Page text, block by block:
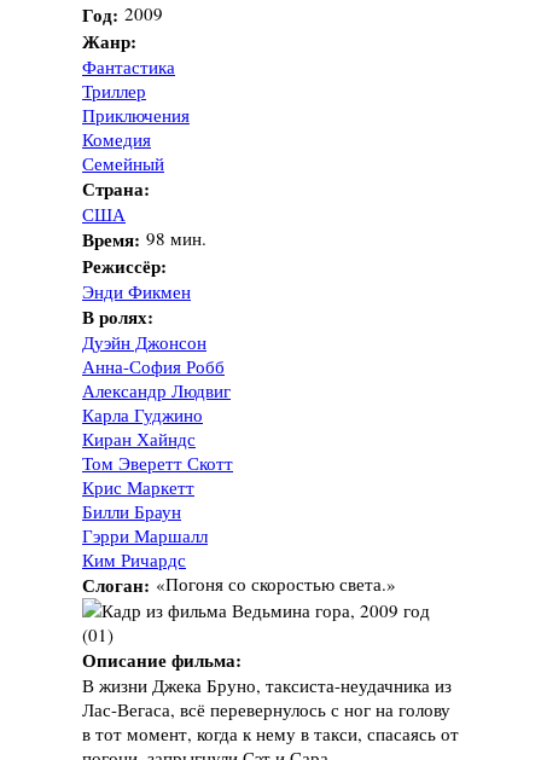
Год: 2009
Жанр:
Фантастика
Триллер
Приключения
Комедия
Семейный
Страна:
США
Время: 98 мин.
Режиссёр:
Энди Фикмен
В ролях:
Дуэйн Джонсон
Анна-София Робб
Александр Людвиг
Карла Гуджино
Киран Хайндс
Том Эверетт Скотт
Крис Маркетт
Билли Браун
Гэрри Маршалл
Ким Ричардс
Слоган: «Погоня со скоростью света.»
Описание фильма:
В жизни Джека Бруно, таксиста-неудачника из
Лас-Вегаса, всё перевернулось с ног на голову
в тот момент, когда к нему в такси, спасаясь от